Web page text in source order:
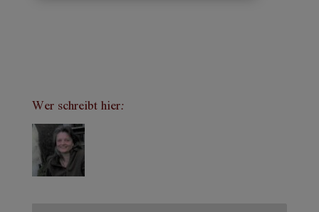
Wer schreibt hier: